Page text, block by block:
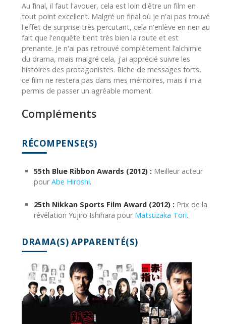
Au final, il faut l'avouer, cela est loin d'être un film en
tout point excellent. Malgré un final où je n'ai pas trouvé
l'effet de surprise très percutant, cela n'enlève en rien au
fait que l'enquête tient très bien la route et est
prenante. Je n'ai pas retrouvé complètement l’alchimie
du drama, mais malgré cela, j'ai apprécié suivre les
histoires des protagonistes. Riche de messages forts,
ce film ne restera pas dans mes mémoires, mais il m'a
permis de passer un agréable moment.
Compléments
RÉCOMPENSE(S)
55th Blue Ribbon Awards (2012) : Meilleur acteur
pourAbe Hiroshi.
25th Nikkan Sports Film Award (2012) : Prix de la
révélation Yūjirō Ishihara pour Matsuzaka Tori.
DRAMA(S) APPARENTÉ(S)